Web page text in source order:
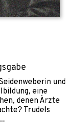
und
eine
denen Ärzte
Trudels